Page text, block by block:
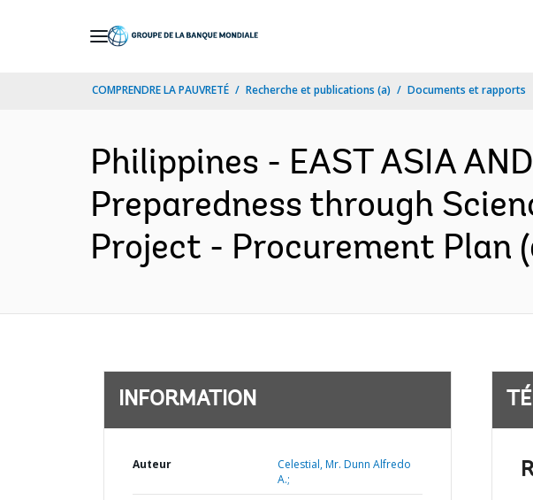
COMPRENDRE LA PAUVRETÉ Recherche et publications (a) Documents et rapports
Philippines - EAST ASIA
Preparedness through
Project - Procurement Plan
INFORMATION
Auteur
Celestial, Mr. Dunn Alfredo
A.;